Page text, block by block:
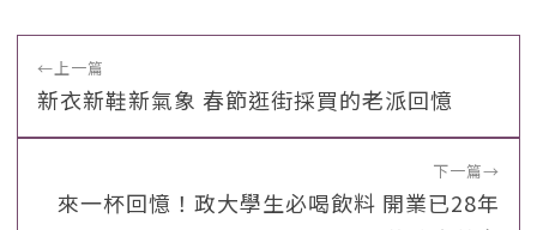
←上一篇
新衣新鞋新氣象 春節逛街採買的老派回憶
下一篇→
來一杯回憶！政大學生必喝飲料 開業已28年